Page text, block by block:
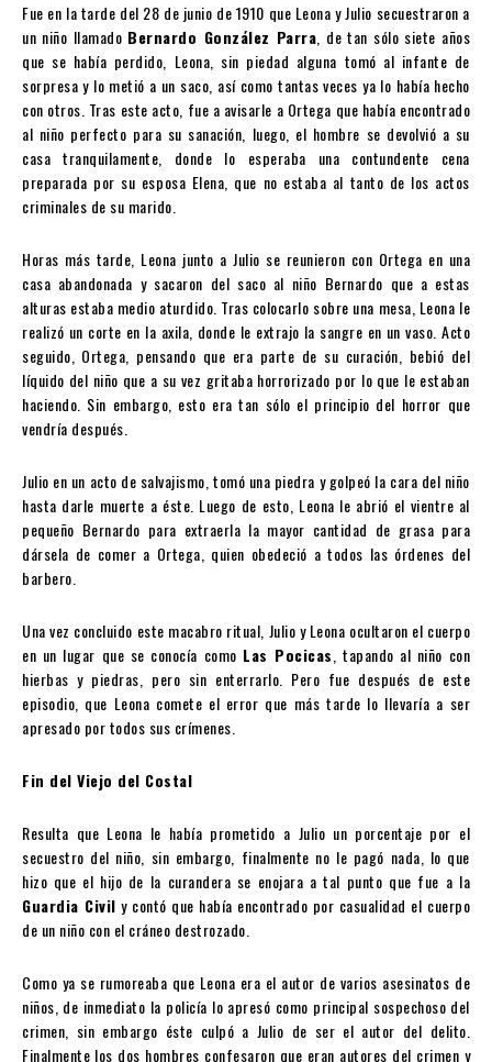
Fue en la tarde del 28 de junio de 1910 que Leona y Julio secuestraron a
un niño llamado Bernardo González Parra , de tan sólo siete años
que se había perdido, Leona, sin piedad alguna tomó al infante de
sorpresa y lo metió a un saco, así como tantas veces ya lo había hecho
con otros. Tras este acto, fue a avisarle a Ortega que había encontrado
al niño perfecto para su sanación, luego, el hombre se devolvió a su
casa tranquilamente, donde lo esperaba una contundente cena
preparada por su esposa Elena, que no estaba al tanto de los actos
criminales de su marido.
Horas más tarde, Leona junto a Julio se reunieron con Ortega en una
casa abandonada y sacaron del saco al niño Bernardo que a estas
alturas estaba medio aturdido. Tras colocarlo sobre una mesa, Leona le
realizó un corte en la axila, donde le extrajo la sangre en un vaso. Acto
seguido, Ortega, pensando que era parte de su curación, bebió del
líquido del niño que a su vez gritaba horrorizado por lo que le estaban
haciendo. Sin embargo, esto era tan sólo el principio del horror que
vendría después.
Julio en un acto de salvajismo, tomó una piedra y golpeó la cara del niño
hasta darle muerte a éste. Luego de esto, Leona le abrió el vientre al
pequeño Bernardo para extraerla la mayor cantidad de grasa para
dársela de comer a Ortega, quien obedeció a todos las órdenes del
barbero.
Una vez concluido este macabro ritual, Julio y Leona ocultaron el cuerpo
en un lugar que se conocía como Las Pocicas , tapando al niño con
hierbas y piedras, pero sin enterrarlo. Pero fue después de este
episodio, que Leona comete el error que más tarde lo llevaría a ser
apresado por todos sus crímenes.
Fin del Viejo del Costal
Resulta que Leona le había prometido a Julio un porcentaje por el
secuestro del niño, sin embargo, finalmente no le pagó nada, lo que
hizo que el hijo de la curandera se enojara a tal punto que fue a la
Guardia Civil y contó que había encontrado por casualidad el cuerpo
de un niño con el cráneo destrozado.
Como ya se rumoreaba que Leona era el autor de varios asesinatos de
niños, de inmediato la policía lo apresó como principal sospechoso del
crimen, sin embargo éste culpó a Julio de ser el autor del delito.
Finalmente los dos hombres confesaron que eran autores del crimen y